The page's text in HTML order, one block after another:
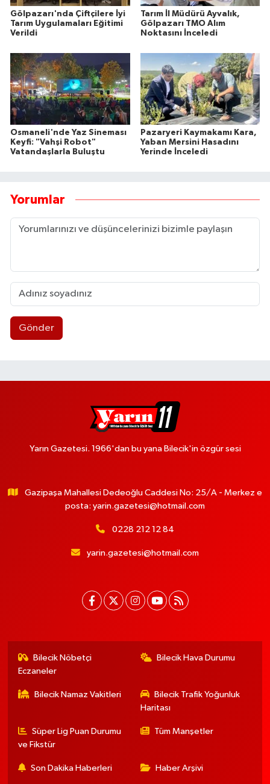
Gölpazarı'nda Çiftçilere İyi
Tarım Uygulamaları Eğitimi
Verildi
Tarım İl Müdürü Ayvalık,
Gölpazarı TMO Alım
Noktasını İnceledi
Osmaneli'nde Yaz Sineması
Keyfi: "Vahşi Robot"
Vatandaşlarla Buluştu
Pazaryeri Kaymakamı Kara,
Yaban Mersini Hasadını
Yerinde İnceledi
Yorumlar
Gönder
Yarın Gazetesi. 1966'dan bu yana Bilecik'in özgür sesi
Gazipaşa Mahallesi Dedeoğlu Caddesi No: 25/A - Merkez e
posta: yarin.gazetesi@hotmail.com
0228 212 12 84
yarin.gazetesi@hotmail.com
Bilecik Nöbetçi
Eczaneler
Bilecik Hava Durumu
Bilecik Namaz Vakitleri
Bilecik Trafik Yoğunluk
Haritası
Süper Lig Puan Durumu
ve Fikstür
Tüm Manşetler
Son Dakika Haberleri Haber Arşivi